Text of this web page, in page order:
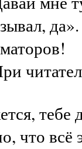
тебе
что всё